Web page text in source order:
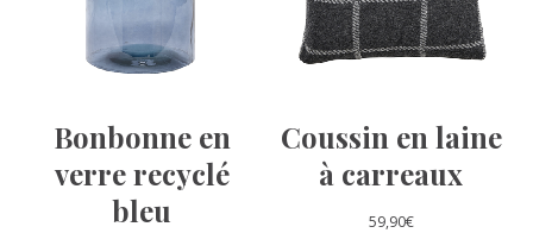
Bonbonne en
verre recyclé
bleu
Coussin en laine
à carreaux
59,90€